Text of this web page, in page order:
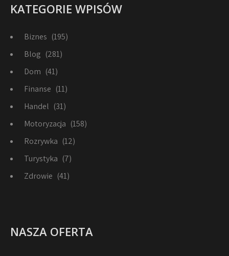
KATEGORIE WPISÓW
Biznes (195)
Blog (281)
Dom (41)
Finanse (11)
Handel (31)
Motoryzacja (158)
Rozrywka (12)
Turystyka (7)
Zdrowie (41)
NASZA OFERTA